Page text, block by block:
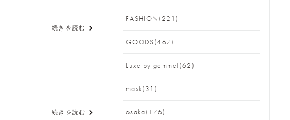
続きを読む
続きを読む
FASHION(221)
GOODS(467)
Luxe by gemme!(62)
mask(31)
osaka(176)